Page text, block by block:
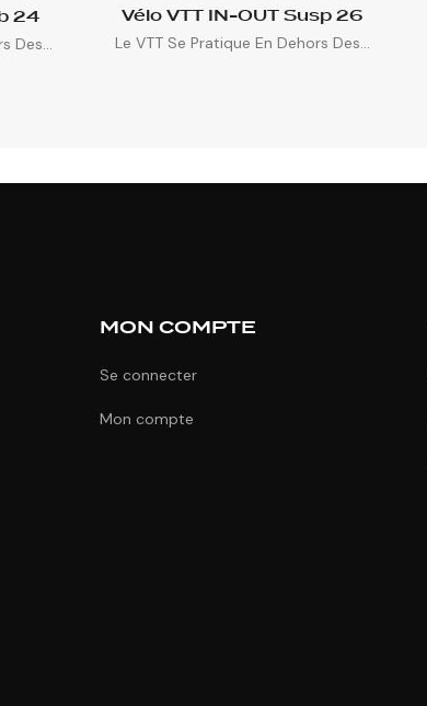
24
Des...
Vélo VTT IN-OUT Susp 26
Le VTT Se Pratique En Dehors Des...
MON COMPTE
Se connecter
Mon compte